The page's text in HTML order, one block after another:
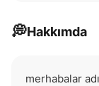
💭Hakkımda
merhabalar